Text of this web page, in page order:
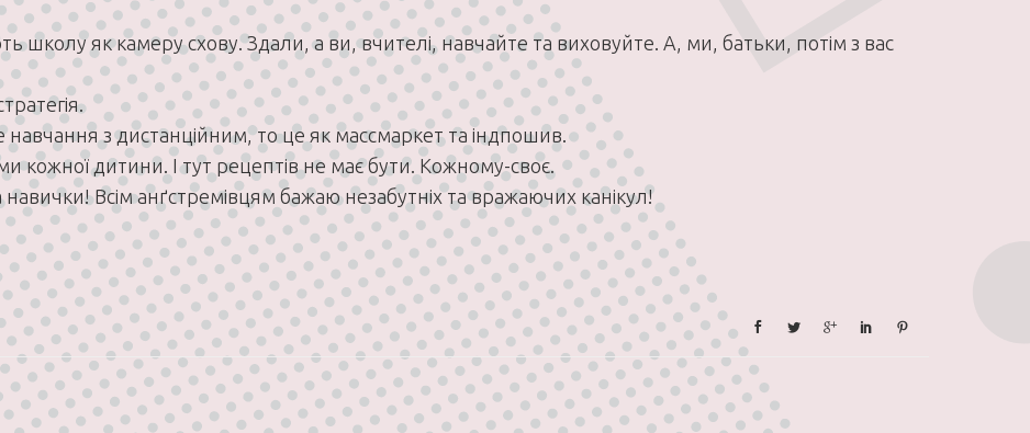
школу як камеру схову. Здали, а ви, вчителі, навчайте та виховуйте. А, ми, батьки, потім з вас
з дистанційним, то це як массмаркет та індпошив.
кожної дитини. І тут рецептів не має бути. Кожному-своє.
Всім анґстремівцям бажаю незабутніх та вражаючих канікул!